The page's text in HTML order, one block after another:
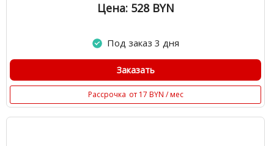
Цена: 528 BYN
Под заказ 3 дня
Заказать
Рассрочка от 17 BYN / мес